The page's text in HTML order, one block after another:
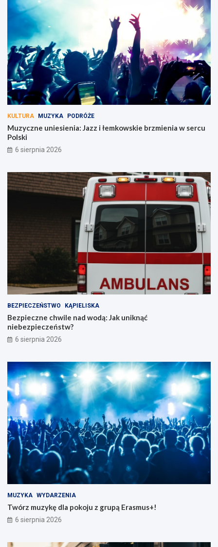
KULTURA MUZYKA PODRÓŻE
Muzyczne uniesienia: Jazz i łemkowskie brzmienia w sercu
Polski
6 sierpnia 2026
BEZPIECZEŃSTWO KĄPIELISKA
Bezpieczne chwile nad wodą: Jak uniknąć
niebezpieczeństw?
6 sierpnia 2026
MUZYKA WYDARZENIA
Twórz muzykę dla pokoju z grupą Erasmus+!
6 sierpnia 2026